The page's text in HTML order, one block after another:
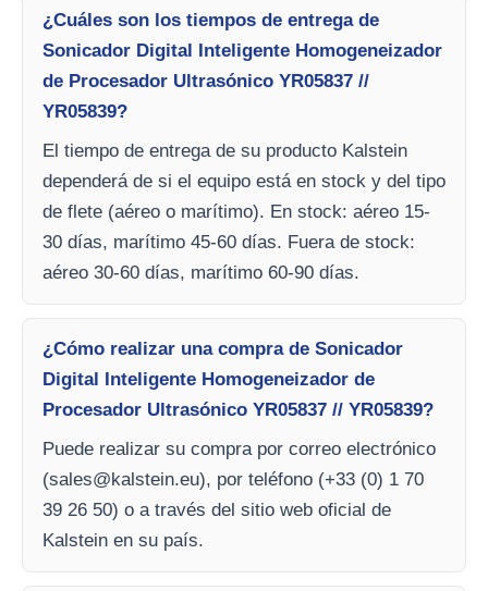
¿Cuáles son los tiempos de entrega de
Sonicador Digital Inteligente Homogeneizador
de Procesador Ultrasónico YR05837 //
YR05839?
El tiempo de entrega de su producto Kalstein
dependerá de si el equipo está en stock y del tipo
de flete (aéreo o marítimo). En stock: aéreo 15-
30 días, marítimo 45-60 días. Fuera de stock:
aéreo 30-60 días, marítimo 60-90 días.
¿Cómo realizar una compra de Sonicador
Digital Inteligente Homogeneizador de
Procesador Ultrasónico YR05837 // YR05839?
Puede realizar su compra por correo electrónico
(sales@kalstein.eu), por teléfono (+33 (0) 1 70
39 26 50) o a través del sitio web oficial de
Kalstein en su país.